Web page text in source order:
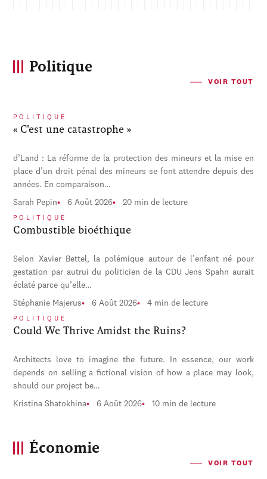
Politique
VOIR TOUT
POLITIQUE
« C'est une catastrophe »
d’Land : La réforme de la protection des mineurs et la mise en
place d’un droit pénal des mineurs se font attendre depuis des
années. En comparaison…
Sarah Pepin 6 Août 2026 20 min de lecture
POLITIQUE
Combustible bioéthique
Selon Xavier Bettel, la polémique autour de l’enfant né pour
gestation par autrui du politicien de la CDU Jens Spahn aurait
éclaté parce qu’elle…
Stéphanie Majerus 6 Août 2026 4 min de lecture
POLITIQUE
Could We Thrive Amidst the Ruins?
Architects love to imagine the future. In essence, our work
depends on selling a fictional vision of how a place may look,
should our project be…
Kristina Shatokhina 6 Août 2026 10 min de lecture
Économie
VOIR TOUT